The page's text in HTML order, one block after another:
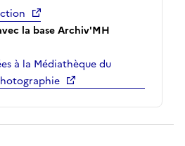
la base Archiv'MH
à la Médiathèque du